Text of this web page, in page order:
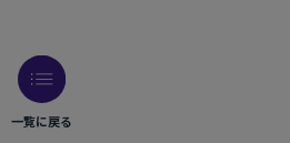
一覧に戻る